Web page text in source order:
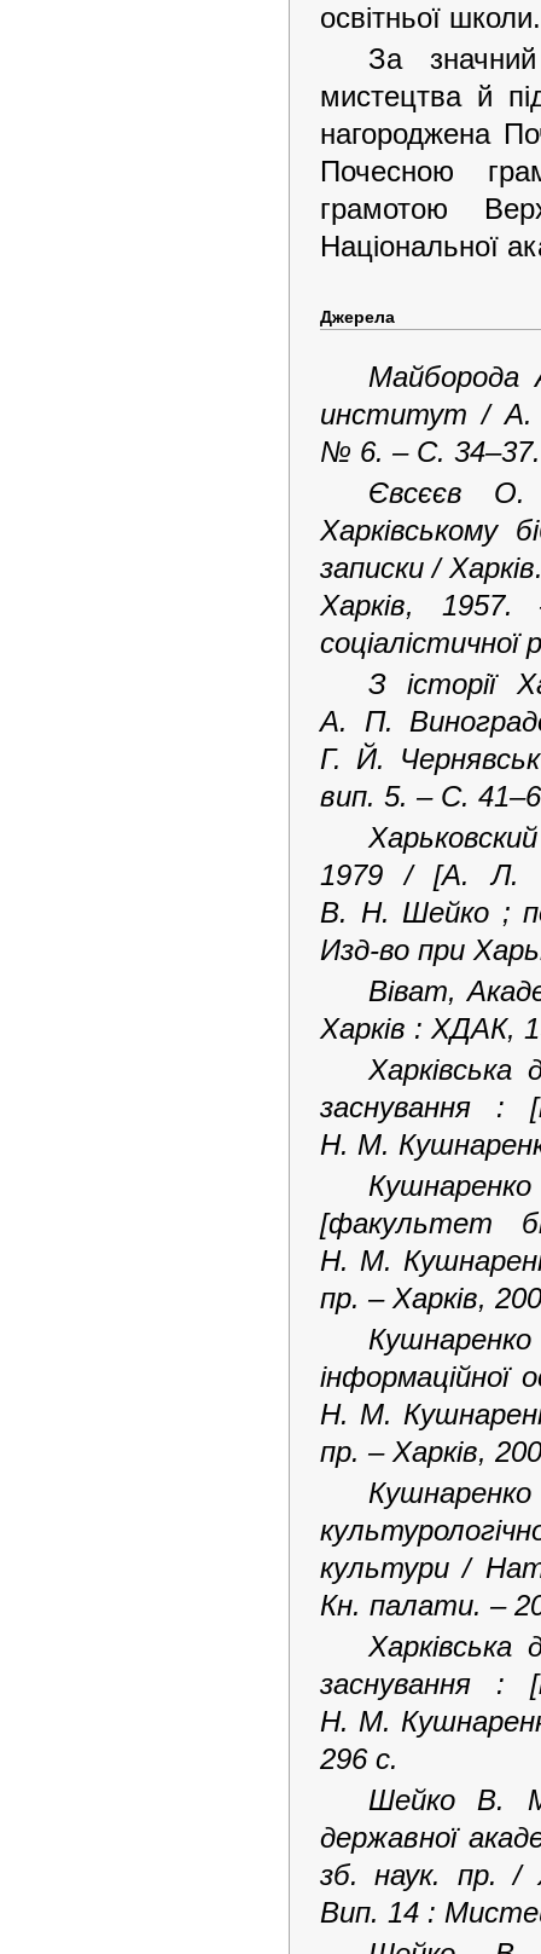
освітньої школи.
За
мистецтва й
нагороджена
Почесною
грамотою
Національної
Джерела
Майборода
институт / А.
№ 6. – C. 34–37.
Євсєєв О.
Харківському
записки /
Харків,
соціалістичної
З історії
А. П.
Г. Й.
вип. 5. – С.
1979 / [А.
Л.
В. Н. Шейко ;
Изд-во пpи
Віват,
Харків : ХДАК,
заснування :
Н. М.
[факультет
Н. М.
пр. – Харків,
інформаційної
Н. М.
пр. – Харків,
культури /
Кн. палати. –
заснування :
Н. М.
296 с.
Шейко В. М.
державної
зб. наук. пр. /
Вип. 14 :